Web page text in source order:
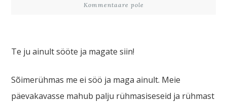
Kommentaare pole
Te ju ainult sööte ja magate siin!
Sõimerühmas me ei söö ja maga ainult. Meie
päevakavasse mahub palju rühmasiseseid ja rühmast